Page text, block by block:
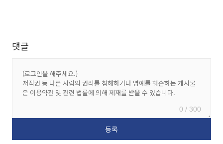
댓글
0 / 300